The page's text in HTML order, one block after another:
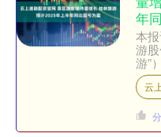
年
本
游
游”
司
股东
云